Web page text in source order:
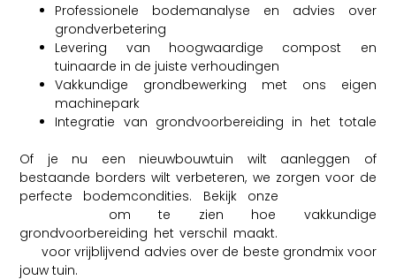
Professionele bodemanalyse en advies over
grondverbetering
Levering van hoogwaardige compost en
tuinaarde in de juiste verhoudingen
Vakkundige grondbewerking met ons eigen
machinepark
Integratie van grondvoorbereiding in het totale
Of je nu een nieuwbouwtuin wilt aanleggen of
bestaande borders wilt verbeteren, we zorgen voor de
perfecte bodemcondities. Bekijk onze
om te zien hoe vakkundige
grondvoorbereiding het verschil maakt.
voor vrijblijvend advies over de beste grondmix voor
jouw tuin.